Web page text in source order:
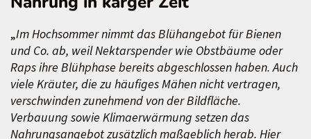
„Im Hochsommer nimmt das Blühangebot für Bienen
und Co. ab, weil Nektarspender wie Obstbäume oder
Raps ihre Blühphase bereits abgeschlossen haben. Auch
viele Kräuter, die zu häufiges Mähen nicht vertragen,
verschwinden zunehmend von der Bildfläche.
Verbauung sowie Klimaerwärmung setzen das
Nahrungsangebot zusätzlich maßgeblich herab. Hier